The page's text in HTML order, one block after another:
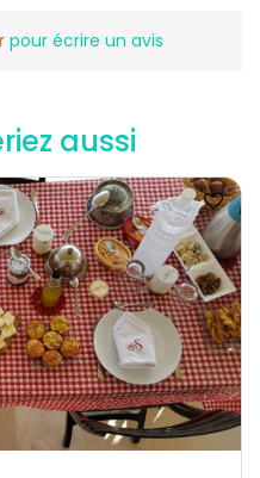
pour écrire un avis
aussi